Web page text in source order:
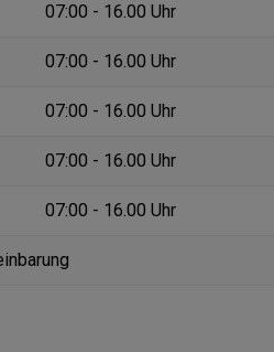
07:00 - 16.00 Uhr
07:00 - 16.00 Uhr
07:00 - 16.00 Uhr
07:00 - 16.00 Uhr
07:00 - 16.00 Uhr